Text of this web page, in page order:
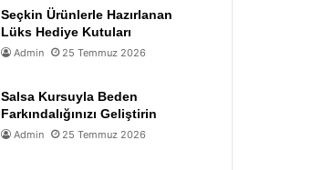
Seçkin Ürünlerle Hazırlanan
Lüks Hediye Kutuları
Admin 25 Temmuz 2026
Salsa Kursuyla Beden
Farkındalığınızı Geliştirin
Admin 25 Temmuz 2026